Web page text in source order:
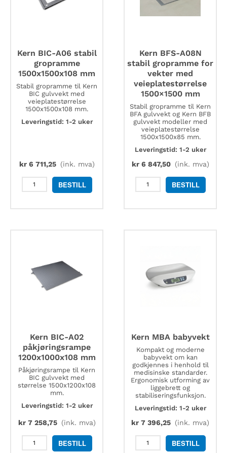
Kern BIC-A06 stabil
gropramme
1500x1500x108 mm
Stabil gropramme til Kern
BIC gulvvekt med
veieplatestørrelse
1500x1500x108 mm.
Leveringstid: 1-2 uker
kr6 711,25 (ink. mva)
Kern
BIC-
BESTILL
Kern BFS-A08N
stabil gropramme for
vekter med
veieplatestørrelse
1500×1500 mm
Stabil gropramme til Kern
BFA gulvvekt og Kern BFB
gulvvekt modeller med
veieplatestørrelse
1500x1500x85 mm.
Leveringstid: 1-2 uker
kr6 847,50 (ink. mva)
Kern
BFS-
1500x1500
mm
antall
BESTILL
Kern BIC-A02
påkjøringsrampe
1200x1000x108 mm
Påkjøringsrampe til Kern
BIC gulvvekt med
størrelse 1500x1200x108
mm.
Leveringstid: 1-2 uker
kr7 258,75 (ink. mva)
Kern
BIC-
BESTILL
Kern MBA babyvekt
Kompakt og moderne
babyvekt om kan
godkjennes i henhold til
medisinske standarder.
Ergonomisk utforming av
liggebrett og
stabiliseringsfunksjon.
Leveringstid: 1-2 uker
kr 7 396,25 (ink. mva)
Kern
MBA
BESTILL